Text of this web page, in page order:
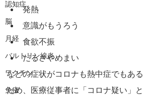
認知症
脳
月経
バルトリン線炎
ワクチン
免疫
発熱
意識がもうろう
食欲不振
だるさやめまい
などの症状がコロナも熱中症でもある
ため、医療従事者に「コロナ疑い」と